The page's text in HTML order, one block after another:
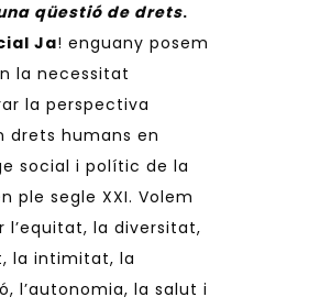
qüestió de drets.
Ja! enguany posem
la necessitat
la perspectiva
drets humans en
social i polític de la
ple segle XXI. Volem
l’equitat, la diversitat,
la intimitat, la
l’autonomia, la salut i